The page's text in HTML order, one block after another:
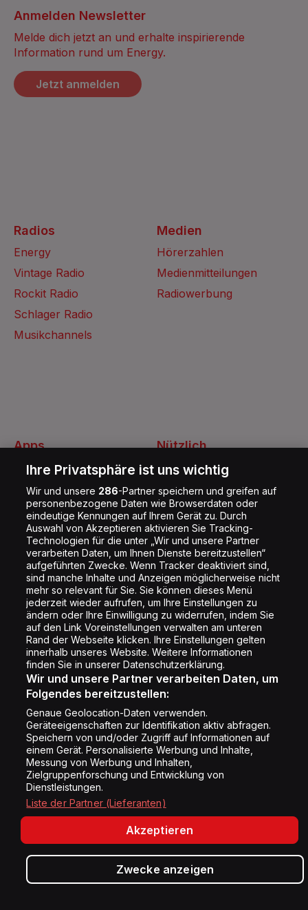
Anmelden Newsletter
Melde dich jetzt an und erhalte inspirierende
Information rund um Energy.
Jetzt anmelden
Folge uns
Copyright © Energy 2026
Radios
Energy
Vintage Radio
Rockit Radio
Schlager Radio
Musikchannels
Nützlich
Kontakt
Jobs
Shop
Impressum
Rechtliches
Datenschutz
Cookie Liste
Cookie Einstellung
Apps
Energy Radio App
Medien
Hörerzahlen
Medienmitteilungen
Radiowerbung
Ihre Privatsphäre ist uns wichtig
Wir und unsere 286-Partner speichern und greifen auf
personenbezogene Daten wie Browserdaten oder
eindeutige Kennungen auf Ihrem Gerät zu. Durch
Auswahl von Akzeptieren aktivieren Sie Tracking-
Technologien für die unter „Wir und unsere Partner
verarbeiten Daten, um Ihnen Dienste bereitzustellen“
aufgeführten Zwecke. Wenn Tracker deaktiviert sind,
sind manche Inhalte und Anzeigen möglicherweise nicht
mehr so relevant für Sie. Sie können dieses Menü
jederzeit wieder aufrufen, um Ihre Einstellungen zu
ändern oder Ihre Einwilligung zu widerrufen, indem Sie
auf den Link Voreinstellungen verwalten am unteren
Rand der Webseite klicken. Ihre Einstellungen gelten
innerhalb unseres Website. Weitere Informationen
finden Sie in unserer Datenschutzerklärung.
Wir und unsere Partner verarbeiten Daten, um
Folgendes bereitzustellen:
Genaue Geolocation-Daten verwenden.
Geräteeigenschaften zur Identifikation aktiv abfragen.
Speichern von und/oder Zugriff auf Informationen auf
einem Gerät. Personalisierte Werbung und Inhalte,
Messung von Werbung und Inhalten,
Zielgruppenforschung und Entwicklung von
Dienstleistungen.
Liste der Partner (Lieferanten)
Akzeptieren
Zwecke anzeigen